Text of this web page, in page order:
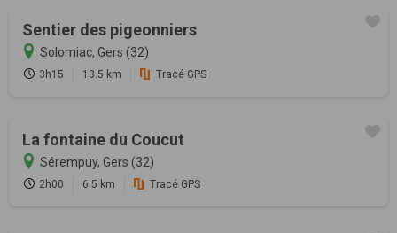
Sentier des pigeonniers
Solomiac, Gers (32)
3h15 13.5 km Tracé GPS
La fontaine du Coucut
Sérempuy, Gers (32)
2h00 6.5 km Tracé GPS